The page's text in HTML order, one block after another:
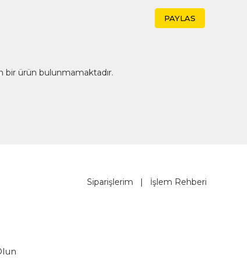
PAYLAS
ürün bulunmamaktadır.
Siparişlerim İşlem Rehberi